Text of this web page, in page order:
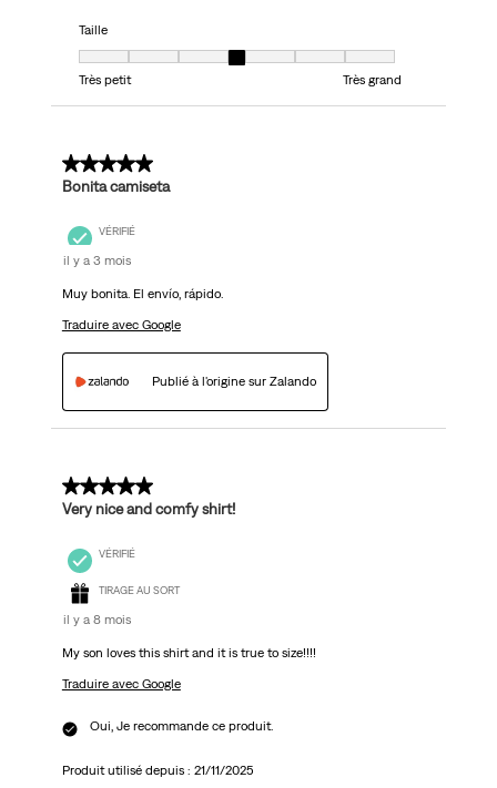
Taille
Très petit
Très grand
5 sur 5 étoiles.
Bonita camiseta
VÉRIFIÉ
il y a 3 mois
Muy bonita. El envío, rápido.
Traduire avec Google
Publié à l'origine sur Zalando
5 sur 5 étoiles.
Very nice and comfy shirt!
VÉRIFIÉ
TIRAGE AU SORT
il y a 8 mois
My son loves this shirt and it is true to size!!!!
Traduire avec Google
Oui, Je recommande ce produit.
Produit utilisé depuis : 21/11/2025